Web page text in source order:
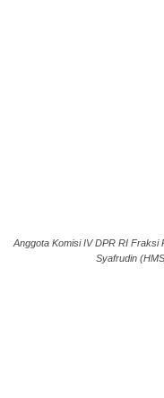
Anggota Komisi IV DPR RI Fraksi
Syafrudin